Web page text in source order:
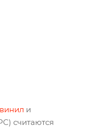
и
считаются